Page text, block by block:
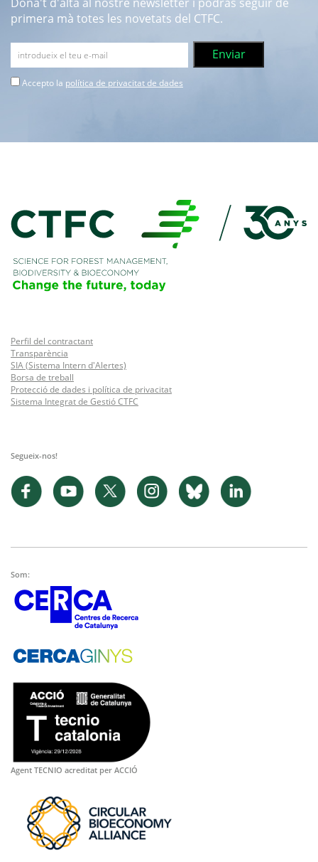
primera mà totes les novetats del CTFC.
Accepto la política de privacitat de dades
Perfil del contractant
Transparència
SIA (Sistema Intern d'Alertes)
Borsa de treball
Protecció de dades i política de privacitat
Sistema Integrat de Gestió CTFC
Segueix-nos!
Som:
Agent TECNIO acreditat per ACCIÓ